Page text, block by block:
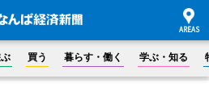
買う 暮らす・働く 学ぶ・知る